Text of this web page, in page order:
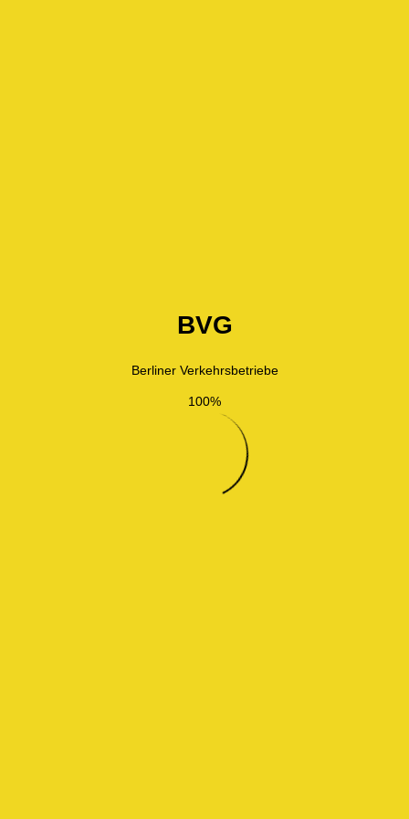
BVG
Berliner Verkehrsbetriebe
100%